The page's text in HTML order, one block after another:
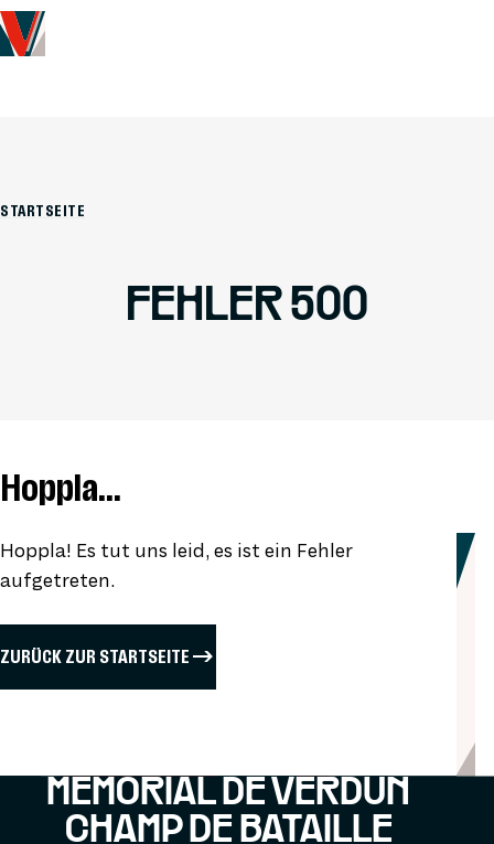
STARTSEITE
FEHLER 500
Hoppla...
Hoppla! Es tut uns leid, es ist ein Fehler
aufgetreten.
ZURÜCK ZUR STARTSEITE
MÉMORIAL DE VERDUN
CHAMP DE BATAILLE